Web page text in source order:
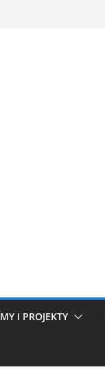
I PROJEKTY